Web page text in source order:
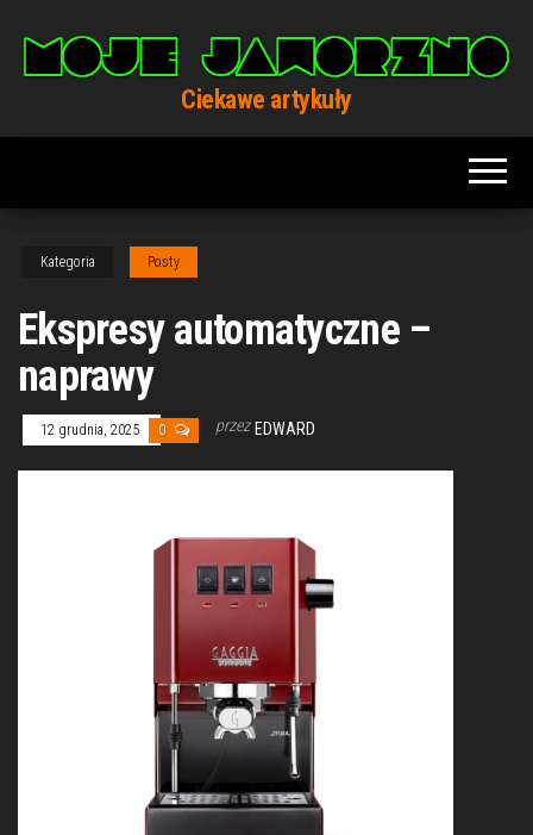
treści
Ciekawe artykuły
Kategoria Posty
Ekspresy automatyczne –
naprawy
12 grudnia, 2025 0 przez EDWARD